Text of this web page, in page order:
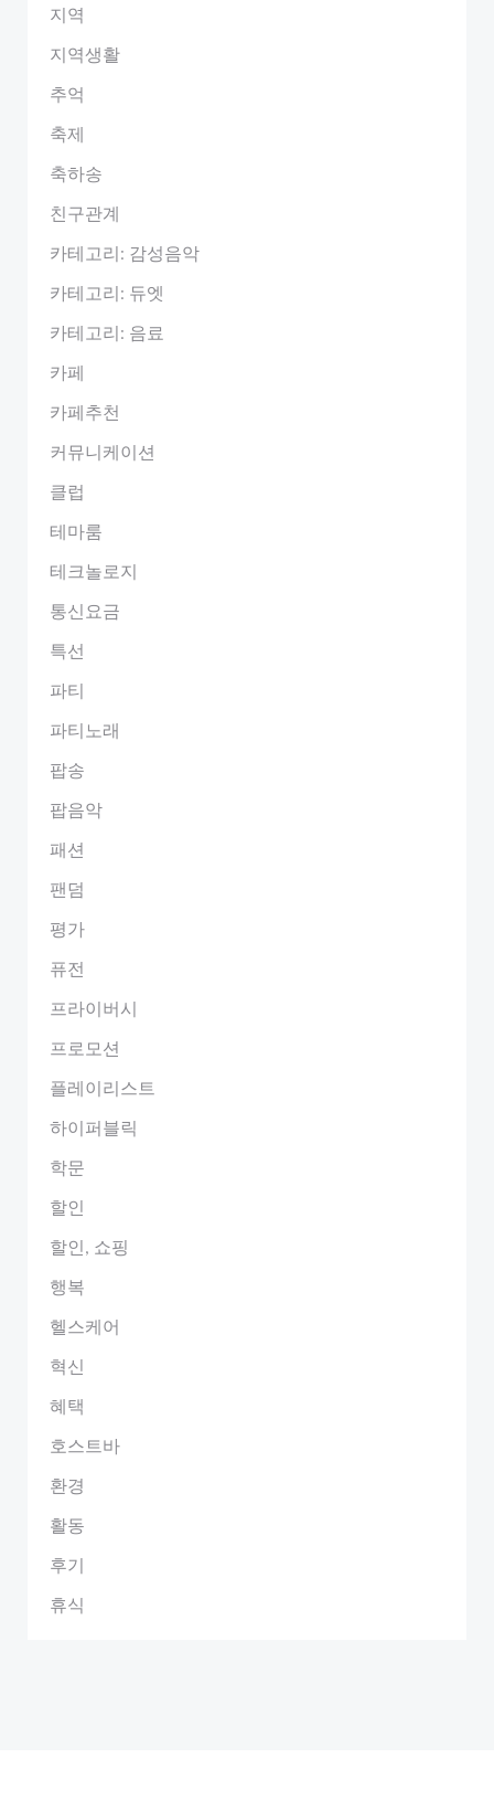
지역
지역생활
추억
축제
축하송
친구관계
카테고리: 감성음악
카테고리: 듀엣
카테고리: 음료
카페
카페추천
커뮤니케이션
클럽
테마룸
테크놀로지
통신요금
특선
파티
파티노래
팝송
팝음악
패션
팬덤
평가
퓨전
프라이버시
프로모션
플레이리스트
하이퍼블릭
학문
할인
할인, 쇼핑
행복
헬스케어
혁신
혜택
호스트바
환경
활동
후기
휴식